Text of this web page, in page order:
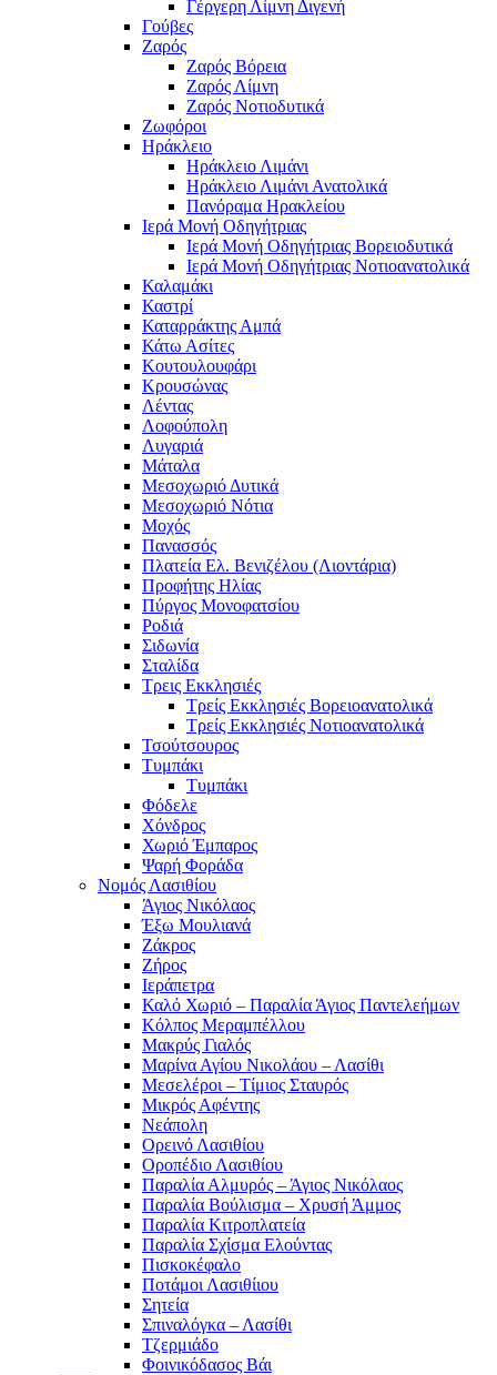
Γέργερη Λίμνη Διγενή
Γούβες
Ζαρός
Ζαρός Βόρεια
Ζαρός Λίμνη
Ζαρός Νοτιοδυτικά
Ζωφόροι
Ηράκλειο
Ηράκλειο Λιμάνι
Ηράκλειο Λιμάνι Ανατολικά
Πανόραμα Ηρακλείου
Ιερά Μονή Οδηγήτριας
Ιερά Μονή Οδηγήτριας Βορειοδυτικά
Ιερά Μονή Οδηγήτριας Νοτιοανατολικά
Καλαμάκι
Καστρί
Καταρράκτης Αμπά
Κάτω Ασίτες
Κουτουλουφάρι
Κρουσώνας
Λέντας
Λοφούπολη
Λυγαριά
Μάταλα
Μεσοχωριό Δυτικά
Μεσοχωριό Νότια
Μοχός
Πανασσός
Πλατεία Ελ. Βενιζέλου (Λιοντάρια)
Προφήτης Ηλίας
Πύργος Μονοφατσίου
Ροδιά
Σιδωνία
Σταλίδα
Τρεις Εκκλησιές
Τρείς Εκκλησιές Βορειοανατολικά
Τρείς Εκκλησιές Νοτιοανατολικά
Τσούτσουρος
Τυμπάκι
Τυμπάκι
Φόδελε
Χόνδρος
Χωριό Έμπαρος
Ψαρή Φοράδα
Νομός Λασιθίου
Άγιος Νικόλαος
Έξω Μουλιανά
Ζάκρος
Ζήρος
Ιεράπετρα
Καλό Χωριό – Παραλία Άγιος Παντελεήμων
Κόλπος Μεραμπέλλου
Μακρύς Γιαλός
Μαρίνα Αγίου Νικολάου – Λασίθι
Μεσελέροι – Τίμιος Σταυρός
Μικρός Αφέντης
Νεάπολη
Ορεινό Λασιθίου
Οροπέδιο Λασιθίου
Παραλία Αλμυρός – Άγιος Νικόλαος
Παραλία Βούλισμα – Χρυσή Άμμος
Παραλία Κιτροπλατεία
Παραλία Σχίσμα Ελούντας
Πισκοκέφαλο
Ποτάμοι Λασιθίιου
Σητεία
Σπιναλόγκα – Λασίθι
Τζερμιάδο
Φοινικόδασος Βάι